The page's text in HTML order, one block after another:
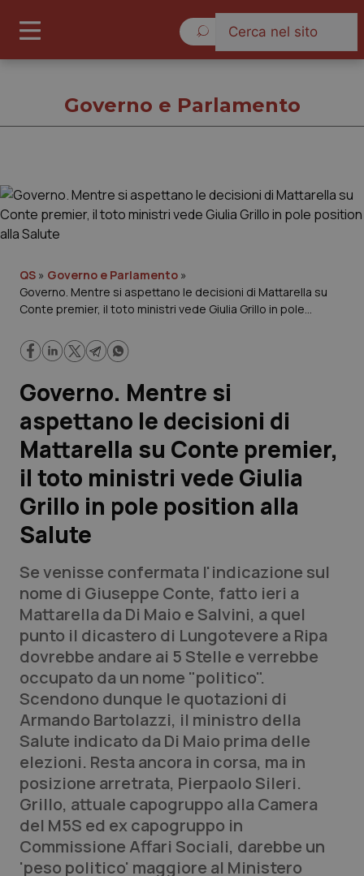
Cronache
Governo e Parlamento
Regioni e Asl
Lavoro e Professioni
Scienza e Farmaci
Studi e Analisi
Lettere al direttore
Edizioni Regionali
QS Pro
Professionisti Sanitari.AI
Abruzzo
Basilicata
Calabria
Campania
Emilia-Romagna
Friuli Venezia Giulia
QS Pro Gold
Artrite & artrosi
Asma & BPCO
Car-T
Colesterolo & coronaropatie
Dermatite Atopica
QS Club Newsletter
Governo e Parlamento
QS » Governo e Parlamento »
Governo. Mentre si aspettano le decisioni di Mattarella su
Conte premier, il toto ministri vede Giulia Grillo in pole
Governo. Mentre si
aspettano le decisioni di
Mattarella su Conte premier,
il toto ministri vede Giulia
Grillo in pole position alla
Salute
Se venisse confermata l'indicazione sul
nome di Giuseppe Conte, fatto ieri a
Mattarella da Di Maio e Salvini, a quel
punto il dicastero di Lungotevere a Ripa
dovrebbe andare ai 5 Stelle e verrebbe
occupato da un nome "politico".
Scendono dunque le quotazioni di
Armando Bartolazzi, il ministro della
Salute indicato da Di Maio prima delle
elezioni. Resta ancora in corsa, ma in
posizione arretrata, Pierpaolo Sileri.
Grillo, attuale capogruppo alla Camera
del M5S ed ex capogruppo in
Commissione Affari Sociali, darebbe un
'peso politico' maggiore al Ministero